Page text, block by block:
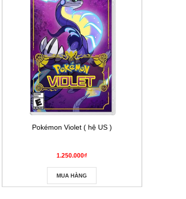
Pokémon Violet ( hệ US )
1.250.000₫
MUA HÀNG